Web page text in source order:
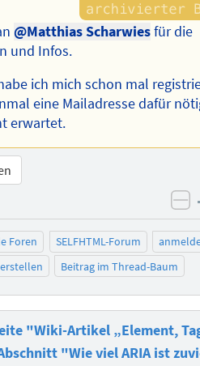
@Matthias Scharwiesfür die
und Infos.
ich mich schon mal
eine Mailadresse dafür
erwartet.
Foren SELFHTML-Forum
Beitrag im Thread-Baum
"Wiki-Artikel „Element,
"Wie viel ARIA ist